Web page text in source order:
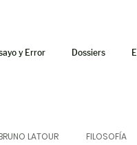
y Error Dossiers
LATOUR FILOSOFÍA